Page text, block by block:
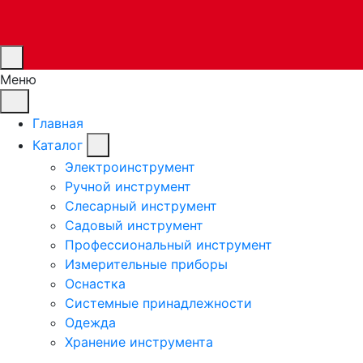
Меню
Главная
Каталог
Электроинструмент
Ручной инструмент
Слесарный инструмент
Садовый инструмент
Профессиональный инструмент
Измерительные приборы
Оснастка
Системные принадлежности
Одежда
Хранение инструмента